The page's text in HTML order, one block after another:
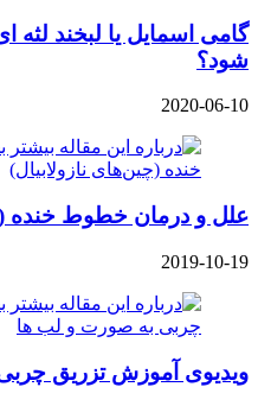
گامی اسمایل یا لبخند
شود؟
2020-06-10
علل و درمان خطوط خنده
2019-10-19
ویدیوی آموزش تزریق